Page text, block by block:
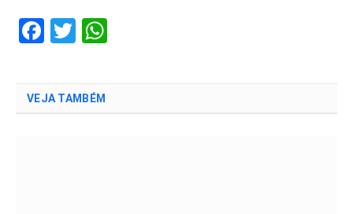
Facebook
Twitter
VEJA TAMBÉM